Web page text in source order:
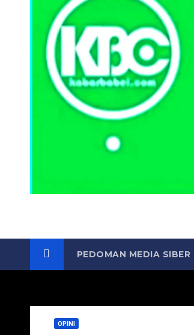
PEDOMAN MEDIA SIBER
OPINI